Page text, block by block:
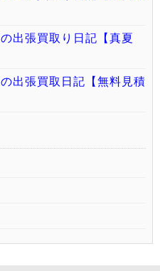
出張買取り日記【真夏
出張買取日記【無料見積